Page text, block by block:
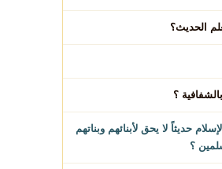
حديثاً لا يحق لأبنائهم وبناتهم
؟